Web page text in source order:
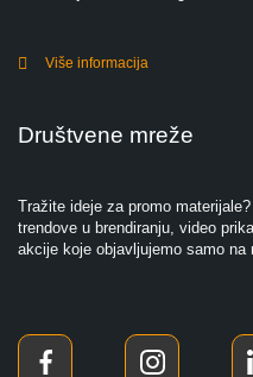
Više informacija
Društvene mreže
Tražite ideje za promo
trendove u brendiranju, video
akcije koje objavljujemo samo na